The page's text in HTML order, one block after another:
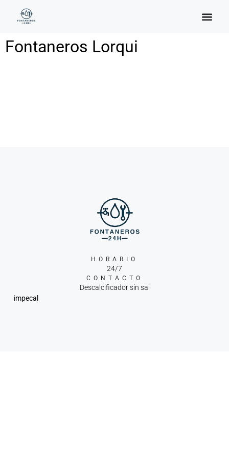
Categoría:
Fontaneros Lorqui
HORARIO
24/7
CONTACTO
Descalcificador sin sal
impecal